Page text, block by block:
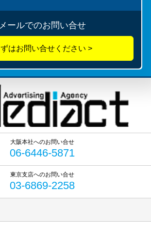
メールでのお問い合せ
06-6446-5871
03-6869-2258